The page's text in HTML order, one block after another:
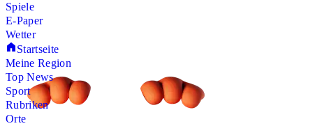
Spiele
E-Paper
Wetter
Startseite
Meine Region
Top News
Sport
Rubriken
Orte